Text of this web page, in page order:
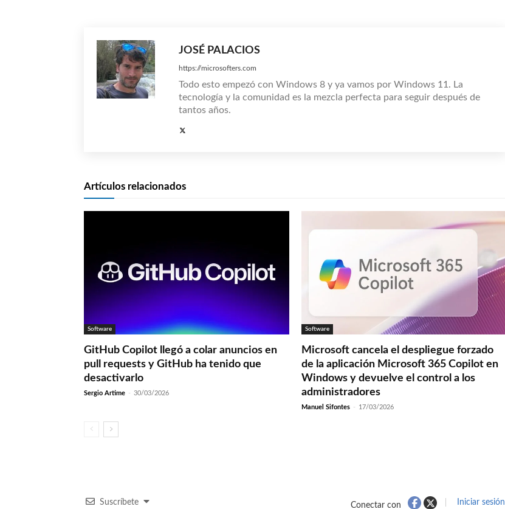
JOSÉ PALACIOS
https://microsofters.com
Todo esto empezó con Windows 8 y ya vamos por Windows 11. La
tecnología y la comunidad es la mezcla perfecta para seguir después de
tantos años.
Artículos relacionados
Software
GitHub Copilot llegó a colar anuncios en
pull requests y GitHub ha tenido que
desactivarlo
Sergio Artime - 30/03/2026
Software
Microsoft cancela el despliegue forzado
de la aplicación Microsoft 365 Copilot en
Windows y devuelve el control a los
administradores
Manuel Sifontes - 17/03/2026
Suscríbete Conectar con Iniciar sesión